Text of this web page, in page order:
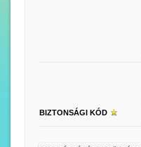
BIZTONSÁGI KÓD